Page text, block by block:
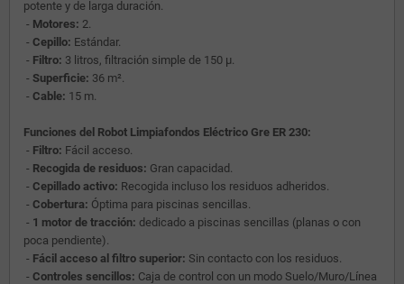
potente y de larga duración.
- Motores: 2.
- Cepillo: Estándar.
- Filtro: 3 litros, filtración simple de 150 µ.
- Superficie: 36 m².
- Cable: 15 m.
Funciones del Robot Limpiafondos Eléctrico Gre ER 230:
- Filtro: Fácil acceso.
- Recogida de residuos: Gran capacidad.
- Cepillado activo: Recogida incluso los residuos adheridos.
- Cobertura: Óptima para piscinas sencillas.
- 1 motor de tracción: dedicado a piscinas sencillas (planas o con
poca pendiente).
- Fácil acceso al filtro superior: Sin contacto con los residuos.
- Controles sencillos: Caja de control con un modo Suelo/Muro/Línea